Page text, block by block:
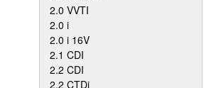
2.0 VVTI
2.0 i
2.0 i 16V
2.1 CDI
2.2 CDI
2.2 CTDi